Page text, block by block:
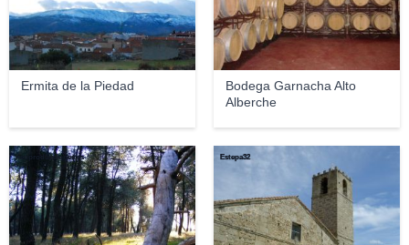
Ermita de la Piedad
Bodega Garnacha Alto
Alberche
neoproducciones.es Estepa32